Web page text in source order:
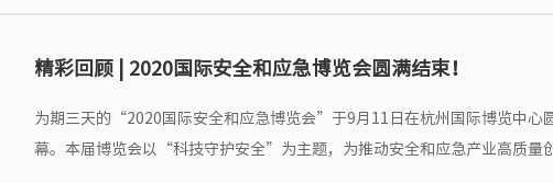
精彩回顾 | 2020国际安全和应急博览会圆满结束！
为期三天的“2020国际安全和应急博览会”于9月11日在杭州国际博览中心
幕。本届博览会以“科技守护安全”为主题，为推动安全和应急产业高质量